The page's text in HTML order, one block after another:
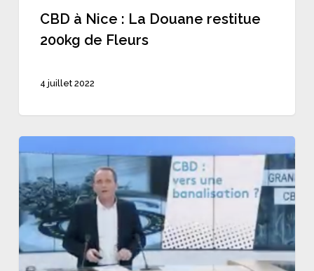
CBD à Nice : La Douane restitue
200kg de Fleurs
4 juillet 2022
sans
péril,
on
triomphe